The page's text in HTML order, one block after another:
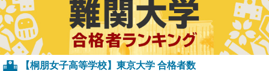
【桐朋女子高等学校】東京大学 合格者数